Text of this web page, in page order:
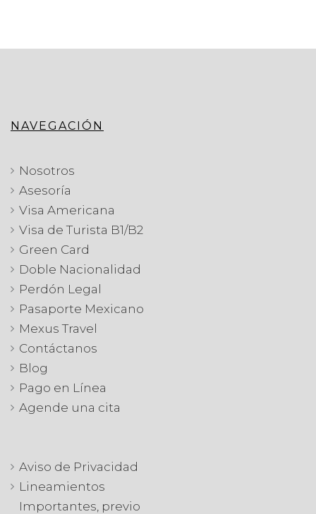
NAVEGACIÓN
Nosotros
Asesoría
Visa Americana
Visa de Turista B1/B2
Green Card
Doble Nacionalidad
Perdón Legal
Pasaporte Mexicano
Mexus Travel
Contáctanos
Blog
Pago en Línea
Agende una cita
Aviso de Privacidad
Lineamientos
Importantes, previo